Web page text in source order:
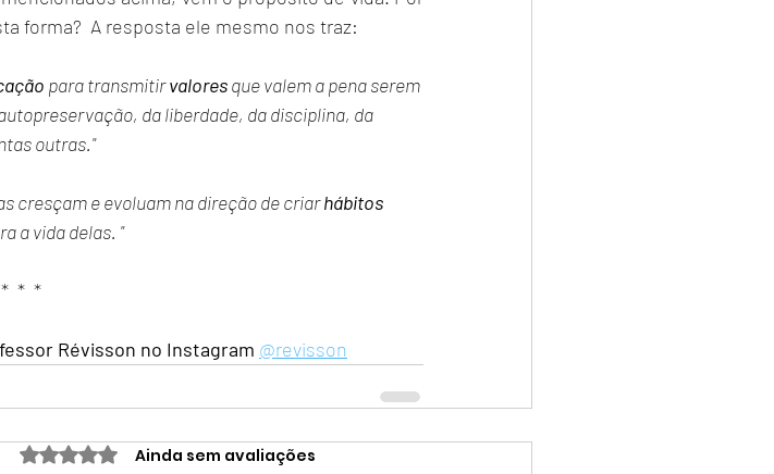
forma?  A resposta ele mesmo nos traz:
para transmitir valores que valem a pena serem
da liberdade, da disciplina, da
outras."
cresçam e evoluam na direção de criar hábitos
a vida delas. "
*  *  *
Révisson no Instagram @revisson
Avaliado com 0 de 5 estrelas.
Ainda sem avaliações